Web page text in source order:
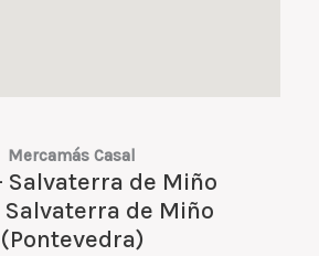
Mercamás Casal
Salvaterra de Miño
de Miño
(Pontevedra)